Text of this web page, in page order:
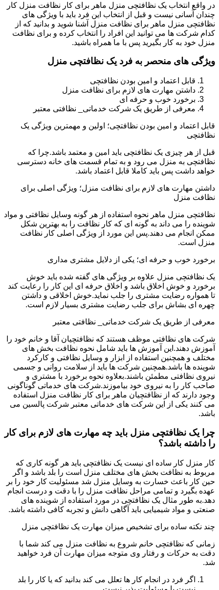
در واقع انتخاب یک نظافتچی منزل ماهر برای کار نظافت منزل کار
چندان آسانی نیست و قبل از انتخاب این فرد باید با ویژگی های
نظافتچی منزل ماهر برای نظافت منزل آشنا شوید و بدانید که از
کدام شرکت ها می توانید این افراد را انتخاب کرده و برای نظافت
منزل خود به کار بگیرید پس با ما همراه باشید.
ویژگی های منحصر به فرد یک نظافتچی منزل
قابل اعتماد و امین بودن نظافتچی
داشتن مهارت های لازم برای نظافت منزل
برخورد خوب و حرفه ای
معرفی از طریق یک شرکت خدماتی_ نظافتی معتبر
قابل اعتماد و امین بودن نظافتچی؛ اولین و مهمترین ویژگی یک
نظافتچی
قبل از هر چیزی یک نظافتچی باید امین و معتمد باشد.چرا که
نظافتچی به منزل می رود و به تمام قسمت های خانه دسترسی
خواهد داشت پس باید کاملا قابل اعتماد باشد.
داشتن مهارت های لازم برای نظافت منزل؛ ویژگی اصلی برای
نظافت منزل
نظافتچی منزل ماهر نحوه استفاده از هر گونه وسایل نظافتی و مواد
شوینده را می داند به گونه ای که کار نظافت را به بهترین شکل
ممکن انجام می دهند.پس این مورد از ویژگی اصلی کار نظافت
منزل است.
برخورد خوب و حرفه ای؛ یکی از دلایل مشتری مداری
یک نظافتچی منزل علاوه بر ویژگی های گفته شده باید خوش
برخورد و خوش اخلاق باشد و اخلاق حرفه ای این کار را رعایت کند
تا همواره رضایت مشتری را جلب نماید.خوش اخلاقی و داشتن
چهره ای بشاش برای جلب رضایت مشتری بسیار لازم است.
معرفی از طریق یک شرکت خدماتی_ نظافتی معتبر
شرکت های نظافتی موظف هستند که نظافتچیان آقا و خانم خود را
آموزش دهند.این آموزش ها باید شامل نحوه نظافت بخش های
مختلف و همچنین استفاده از ابزار و وسایل نظافتی و کارکرد
شوینده ها باشد.همچنین شرکت ها باید از سلامت روانی و جسمی
نیروی نظافتی مطمئن باشند.بعلاوه نحوه برخورد با مشتری و
صاحب کار را به نیروی خود بیاموزند.شرکت های خدماتی گوناگونی
وجود دارند که از نظافتچیان ماهر برای کار نظافت منزل استفاده
می کنند یکی از این شرکت های خدماتی معتبر شرکت پالسین می
باشد.
چرا یک نظافتچی منزل باید چه مهارت های لازم برای کار
را داشته باشد؟
کار منزل کار ساده ای نیست یک نظافتچی باید هر گونه کاری که
مربوط به نظافت بخش های مختلف منزل است را بلد باشد و اگر
حین کار باعث خسارت به وسایل منزل شد مسئولیت کار خود را بر
عهده بگیرد و تمامی مراحل نظافت منزل را با دقت و درست انجام
دهد.به طور مثال یک نظافتچی در مورد استفاده از شوینده های
صنعتی و مواد شیمیایی باید آگاهی دانش و تجربه کافی داشته باشد.
چند نکته ساده برای تشخیص میزان مهارت یک نظافتچی منزل
زمانی که نظافتچی خانم شروع به نظافت منزل می کند شما با
دقت به حرکات و رفتار وی متوجه میزان مهارت آن فرد خواهید
شد.
اگر فرد در انجام کار ها تعلل می کند بدانید که یا کار را بلد